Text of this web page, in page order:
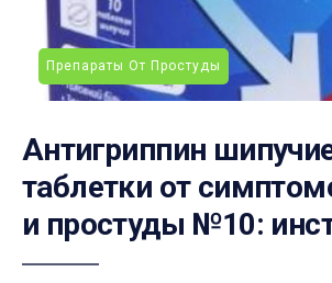
Препараты От Простуды
Антигриппин
таблетки от
и простуды №10: